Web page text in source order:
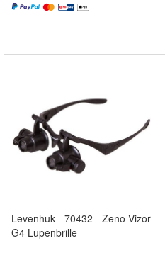
Levenhuk - 70432 - Zeno Vizor
G4 Lupenbrille